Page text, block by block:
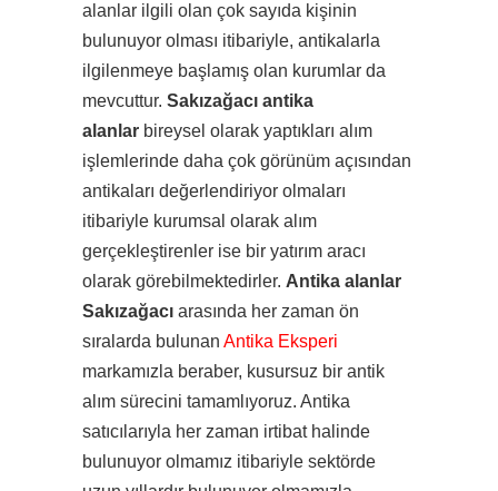
alanlar ilgili olan çok sayıda kişinin
bulunuyor olması itibariyle, antikalarla
ilgilenmeye başlamış olan kurumlar da
mevcuttur. Sakızağacı antika
alanlar bireysel olarak yaptıkları alım
işlemlerinde daha çok görünüm açısından
antikaları değerlendiriyor olmaları
itibariyle kurumsal olarak alım
gerçekleştirenler ise bir yatırım aracı
olarak görebilmektedirler. Antika alanlar
Sakızağacı arasında her zaman ön
sıralarda bulunan Antika Eksperi
markamızla beraber, kusursuz bir antik
alım sürecini tamamlıyoruz. Antika
satıcılarıyla her zaman irtibat halinde
bulunuyor olmamız itibariyle sektörde